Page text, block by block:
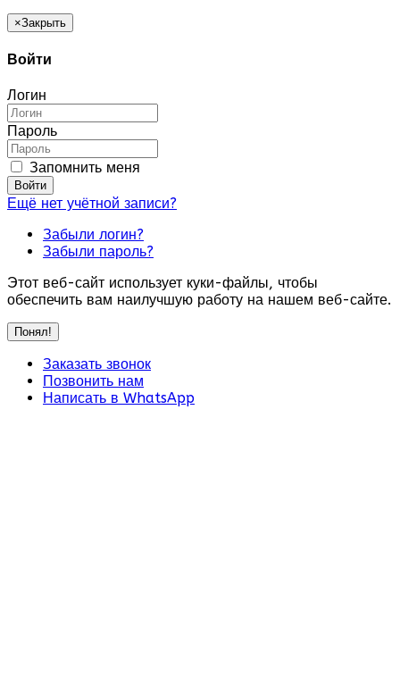
×Закрыть
Войти
Логин
Пароль
Запомнить меня
Войти
Ещё нет учётной записи?
Забыли логин?
Забыли пароль?
Этот веб-сайт использует куки-файлы, чтобы
обеспечить вам наилучшую работу на нашем веб-сайте.
Понял!
Заказать звонок
Позвонить нам
Написать в WhatsApp